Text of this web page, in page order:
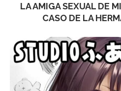
LA AMIGA SEXUAL DE
CASO DE LA